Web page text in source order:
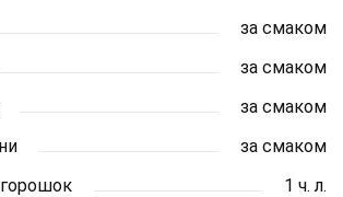
за смаком
за смаком
за смаком
за смаком
1 ч. л.